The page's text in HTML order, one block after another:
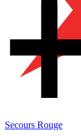
Secours Rouge